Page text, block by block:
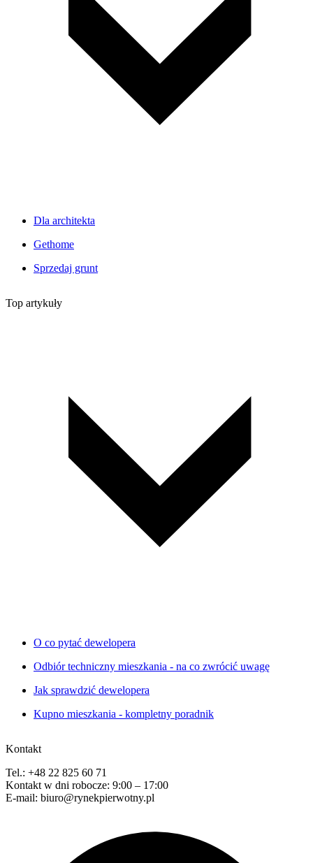
Dla architekta
Gethome
Sprzedaj grunt
Top artykuły
O co pytać dewelopera
Odbiór techniczny mieszkania - na co zwrócić uwagę
Jak sprawdzić dewelopera
Kupno mieszkania - kompletny poradnik
Kontakt
Tel.: +48 22 825 60 71
Kontakt w dni robocze: 9:00 – 17:00
E-mail: biuro@rynekpierwotny.pl